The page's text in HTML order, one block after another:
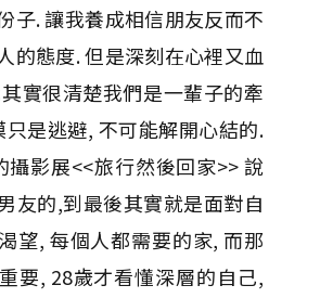
子. 讓我養成相信朋友反而不
的態度. 但是深刻在心裡又血
實很清楚我們是一輩子的牽
只是逃避, 不可能解開心結的.
攝影展<<旅行然後回家>> 說
友的,到最後其實就是面對自
望, 每個人都需要的家, 而那
要, 28歲才看懂深層的自己,